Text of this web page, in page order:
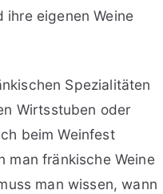
ihre eigenen Weine
Spezialitäten
Wirtsstuben oder
beim Weinfest
man fränkische Weine
man wissen, wann